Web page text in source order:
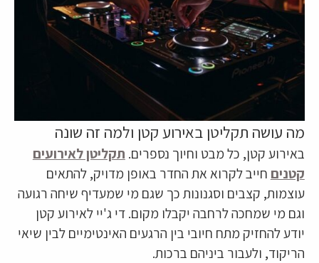
מה עושה תקליטן באירוע קטן ולמה זה שונה
באירוע קטן, כל מבט וחיוך נספרים. תקליטן לאירועים
קטנים חייב לקרוא את החדר באופן מדויק, להתאים
עוצמות, קצבים וסגנונות כך שגם מי שמעדיף שיחה רגועה
וגם מי שמחכה לרחבה יקבלו מקום. די ג'יי לאירוע קטן
יודע להחזיק מתח חיובי בין הרגעים האינטימיים לבין שיאי
הריקוד, ולעבור ביניהם ברכות.